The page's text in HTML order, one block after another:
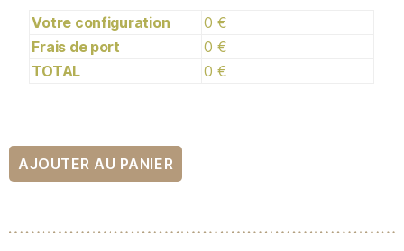
Votre configuration
0 €
Frais de port
0 €
TOTAL
0 €
AJOUTER AU PANIER